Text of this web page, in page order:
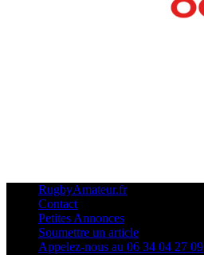
RugbyAmateur.fr
Contact
Petites Annonces
Soumettre un article
Appelez-nous au 06 34 04 27 09